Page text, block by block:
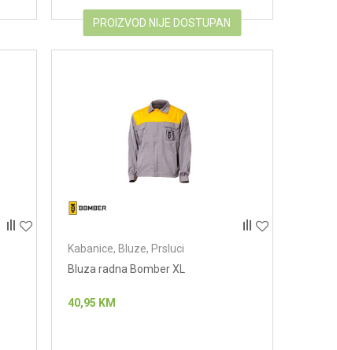
PROIZVOD NIJE DOSTUPAN
Kabanice, Bluze, Prsluci
Bluza radna Bomber XL
40,95 KM